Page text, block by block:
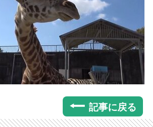
記事に戻る